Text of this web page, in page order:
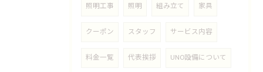
照明工事 照明 組み立て 家具
クーポン スタッフ サービス内容
料金一覧 代表挨拶 UNO設備について